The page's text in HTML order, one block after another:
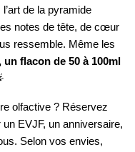
de la pyramide
notes de tête, de cœur
ressemble. Même les
flacon de 50 à 100ml
olfactive ? Réservez
EVJF, un anniversaire,
Selon vos envies,